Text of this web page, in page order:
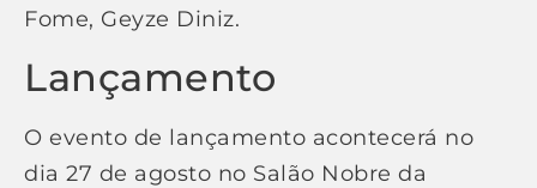
Fome, Geyze Diniz.
Lançamento
O evento de lançamento acontecerá no
dia 27 de agosto no Salão Nobre da